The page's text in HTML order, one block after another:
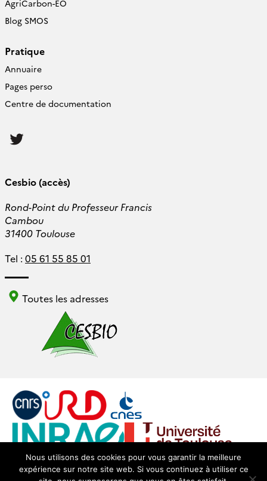
AgriCarbon-EO
Blog SMOS
Pratique
Annuaire
Pages perso
Centre de documentation
Cesbio (accès)
Rond-Point du Professeur Francis
Cambou
31400 Toulouse
Tel : 05 61 55 85 01
Toutes les adresses
Nous utilisons des cookies pour vous garantir la meilleure
expérience sur notre site web. Si vous continuez à utiliser ce